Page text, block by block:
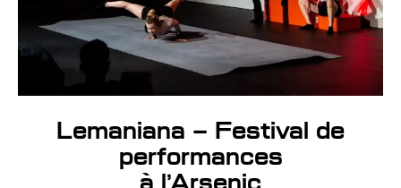
Lemaniana – Festival de
performances